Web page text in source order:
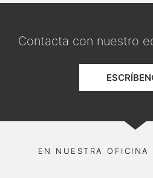
Contacta con nuestro
EN NUESTRA OFICINA